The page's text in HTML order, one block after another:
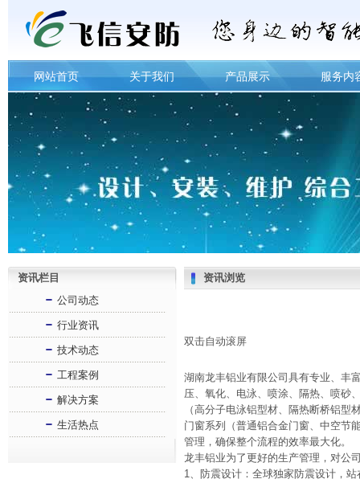
网站首页 关于我们 产品展示 服务内
资讯栏目
公司动态
行业资讯
技术动态
工程案例
解决方案
生活热点
资讯浏览
双击自动滚屏
湖南龙丰铝业有限公司具有专业、丰
压、氧化、电泳、喷涂、隔热、喷砂
（高分子电泳铝型材、隔热断桥铝
门窗系列（普通铝合金门窗、中空节
管理，确保整个流程的效率最大化。
龙丰铝业为了更好的生产管理，对公
1、防震设计：全球独家防震设计，